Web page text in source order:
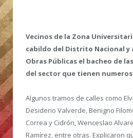
Vecinos de la Zona
cabildo del Distrito Nacional y
Obras Públicas el bacheo de
del sector que tienen
Algunos tramos de calles como
Desiderio Valverde, Benigno
Correa y Cidrón, Wenceslao
Ramírez, entre otras. Explicaron